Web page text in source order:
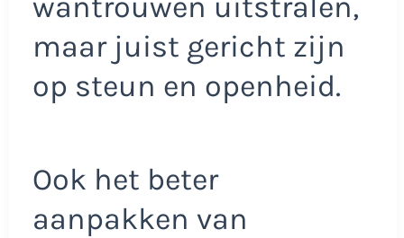
wantrouwen uitstralen,
maar juist gericht zijn
op steun en openheid.
Ook het beter
aanpakken van